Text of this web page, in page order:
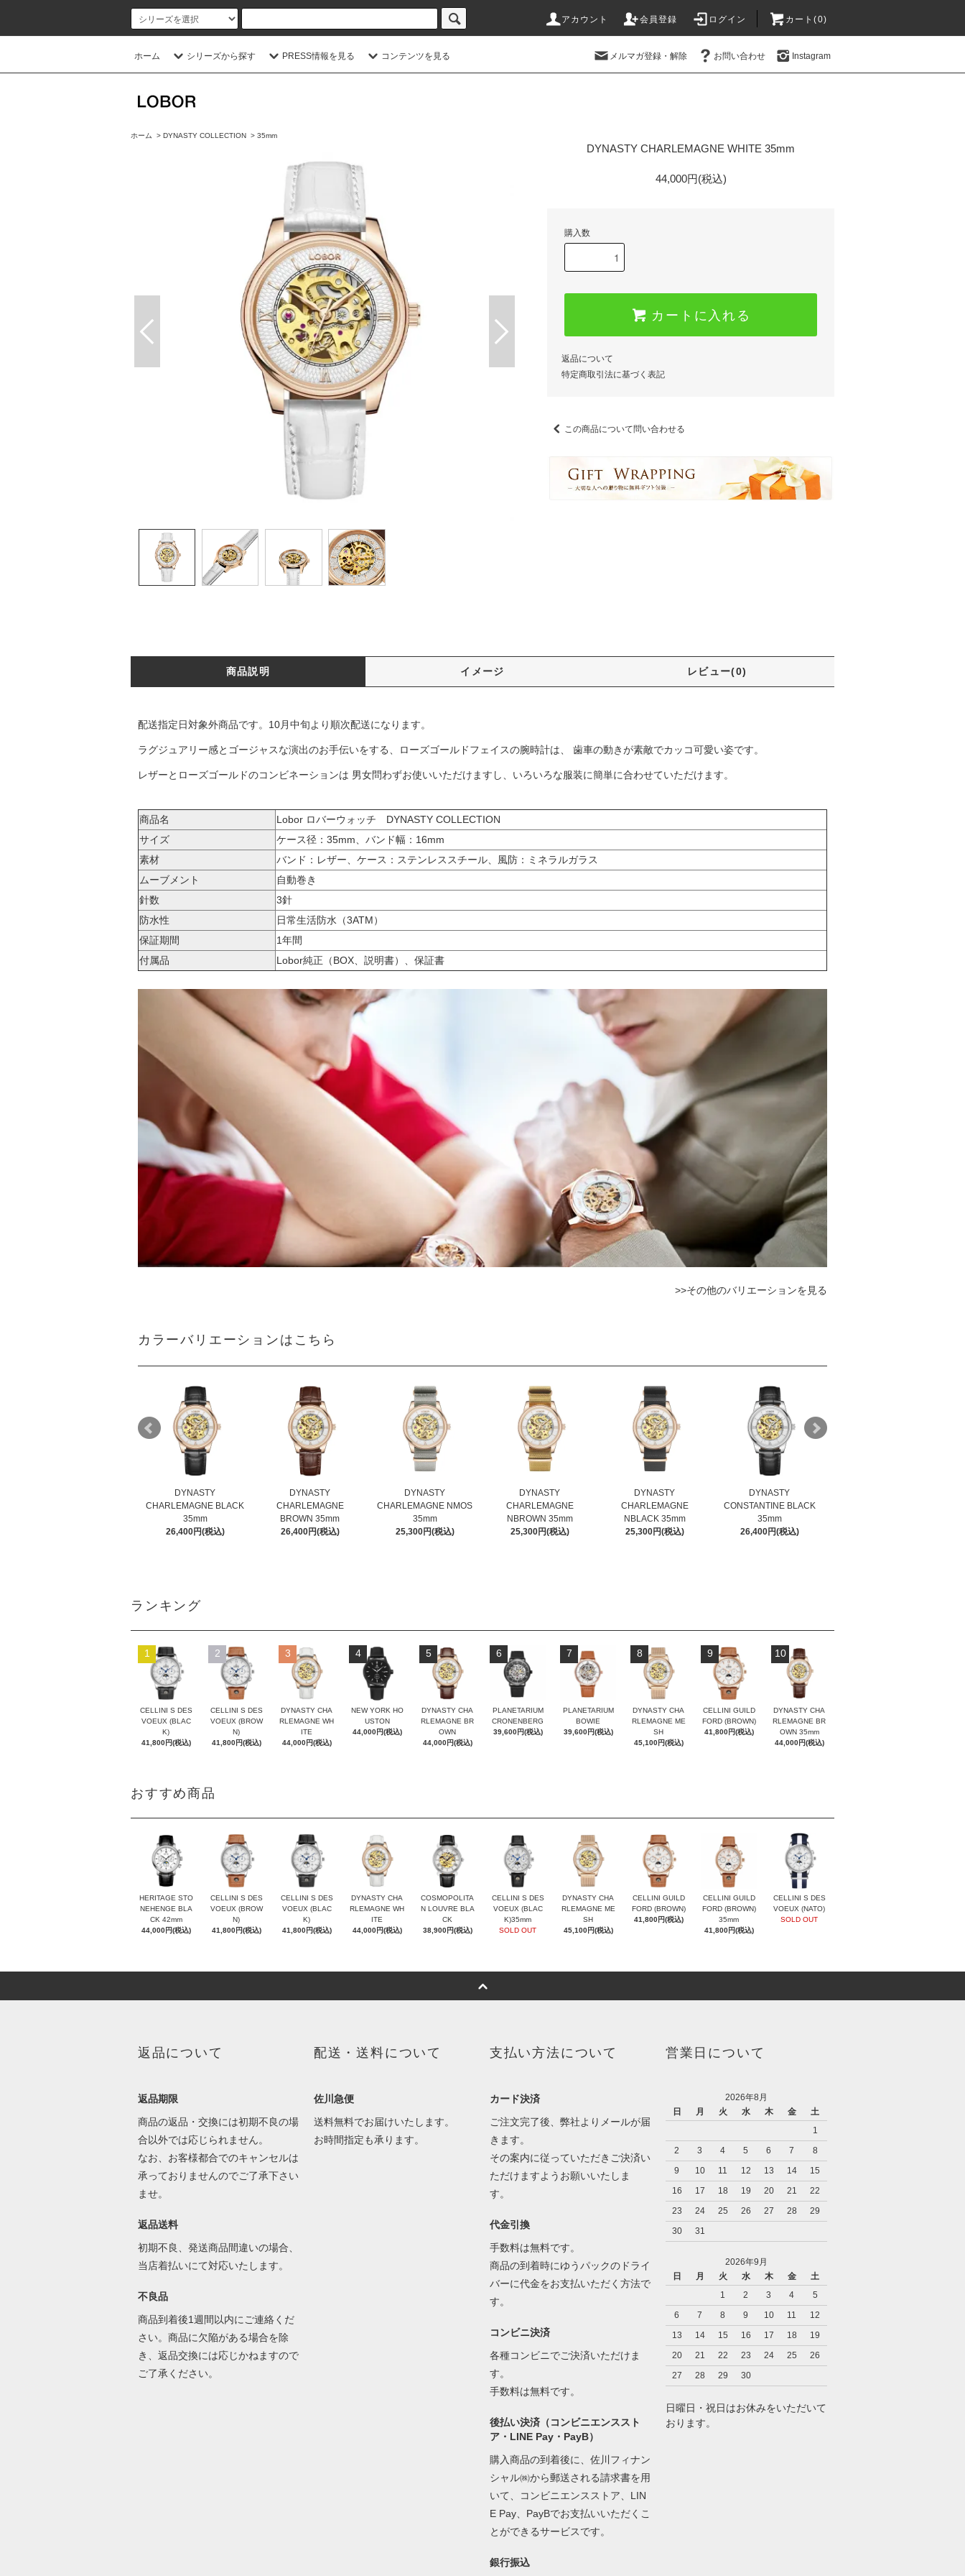
アカウント 会員登録 ログイン カート(0)
ホーム シリーズから探す PRESS情報を見る コンテンツを見る メルマガ登録・解除 お問い合わせ Instagram
ホーム > DYNASTY COLLECTION > 35mm
DYNASTY CHARLEMAGNE WHITE 35mm
44,000円(税込)
購入数
カートに入れる
返品について
特定商取引法に基づく表記
この商品について問い合わせる
商品説明 イメージ レビュー(0)
配送指定日対象外商品です。10月中旬より順次配送になります。
ラグジュアリー感とゴージャスな演出のお手伝いをする、ローズゴールドフェイスの腕時計は、 歯車の動きが素敵でカッコ可愛い姿です。
レザーとローズゴールドのコンビネーションは 男女問わずお使いいただけますし、いろいろな服装に簡単に合わせていただけます。
商品名
Lobor ロバーウォッチ DYNASTY COLLECTION
サイズ
ケース径：35mm、バンド幅：16mm
素材
バンド：レザー、ケース：ステンレススチール、風防：ミネラルガラス
ムーブメント
自動巻き
針数
3針
防水性
日常生活防水（3ATM）
保証期間
1年間
付属品
Lobor純正（BOX、説明書）、保証書
>>その他のバリエーションを見る
カラーバリエーションはこちら
DYNASTY
CHARLEMAGNE BLACK
35mm
26,400円(税込)
DYNASTY
CHARLEMAGNE
BROWN 35mm
26,400円(税込)
DYNASTY
CHARLEMAGNE NMOS
35mm
25,300円(税込)
DYNASTY
CHARLEMAGNE
NBROWN 35mm
25,300円(税込)
DYNASTY
CHARLEMAGNE
NBLACK 35mm
25,300円(税込)
DYNASTY
CONSTANTINE BLACK
35mm
26,400円(税込)
ランキング
1
CELLINI S DES
VOEUX (BLAC
K)
41,800円(税込)
2
CELLINI S DES
VOEUX (BROW
N)
41,800円(税込)
3
DYNASTY CHA
RLEMAGNE WH
ITE
44,000円(税込)
4
NEW YORK HO
USTON
44,000円(税込)
5
DYNASTY CHA
RLEMAGNE BR
OWN
44,000円(税込)
6
PLANETARIUM
CRONENBERG
39,600円(税込)
7
PLANETARIUM
BOWIE
39,600円(税込)
8
DYNASTY CHA
RLEMAGNE ME
SH
45,100円(税込)
9
CELLINI GUILD
FORD (BROWN)
41,800円(税込)
10
DYNASTY CHA
RLEMAGNE BR
OWN 35mm
44,000円(税込)
おすすめ商品
HERITAGE STO
NEHENGE BLA
CK 42mm
44,000円(税込)
CELLINI S DES
VOEUX (BROW
N)
41,800円(税込)
CELLINI S DES
VOEUX (BLAC
K)
41,800円(税込)
DYNASTY CHA
RLEMAGNE WH
ITE
44,000円(税込)
COSMOPOLITA
N LOUVRE BLA
CK
38,900円(税込)
CELLINI S DES
VOEUX (BLAC
K)35mm
SOLD OUT
DYNASTY CHA
RLEMAGNE ME
SH
45,100円(税込)
CELLINI GUILD
FORD (BROWN)
41,800円(税込)
CELLINI GUILD
FORD (BROWN)
35mm
41,800円(税込)
CELLINI S DES
VOEUX (NATO)
SOLD OUT
返品について
返品期限
商品の返品・交換には初期不良の場
合以外では応じられません。
なお、お客様都合でのキャンセルは
承っておりませんのでご了承下さい
ませ。
返品送料
初期不良、発送商品間違いの場合、
当店着払いにて対応いたします。
不良品
商品到着後1週間以内にご連絡くだ
さい。商品に欠陥がある場合を除
き、返品交換には応じかねますので
ご了承ください。
配送・送料について
佐川急便
送料無料でお届けいたします。
お時間指定も承ります。
支払い方法について
カード決済
ご注文完了後、弊社よりメールが届
きます。
その案内に従っていただきご決済い
ただけますようお願いいたしま
す。
代金引換
手数料は無料です。
商品の到着時にゆうパックのドライ
バーに代金をお支払いただく方法で
す。
コンビニ決済
各種コンビニでご決済いただけま
す。
手数料は無料です。
後払い決済（コンビニエンススト
ア・LINE Pay・PayB）
購入商品の到着後に、佐川フィナン
シャル㈱から郵送される請求書を用
いて、コンビニエンスストア、LIN
E Pay、PayBでお支払いいただくこ
とができるサービスです。
銀行振込
営業日について
2026年8月
日
月 火 水 木 金
土
1
2
3 4 5 6 7
8
9
10 11 12 13 14
15
16
17 18 19 20 21
22
23
24 25 26 27 28
29
30
31
2026年9月
日
月 火 水 木 金
土
1
2 3 4
5
6
7 8 9 10 11
12
13
14 15 16 17 18
19
20
21 22 23 24 25
26
27
28 29 30
日曜日・祝日はお休みをいただいて
おります。